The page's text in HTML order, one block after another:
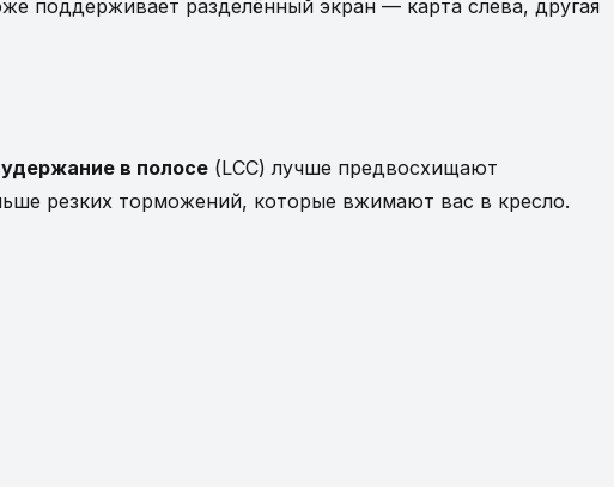
поддерживает разделённый экран — карта слева, другая
удержание в полосе (LCC) лучше предвосхищают
резких торможений, которые вжимают вас в кресло.